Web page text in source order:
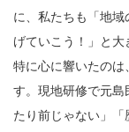
に、私たちも「地
げていこう！」と大
特に心に響いたの
す。現地研修で元島
たり前じゃない」